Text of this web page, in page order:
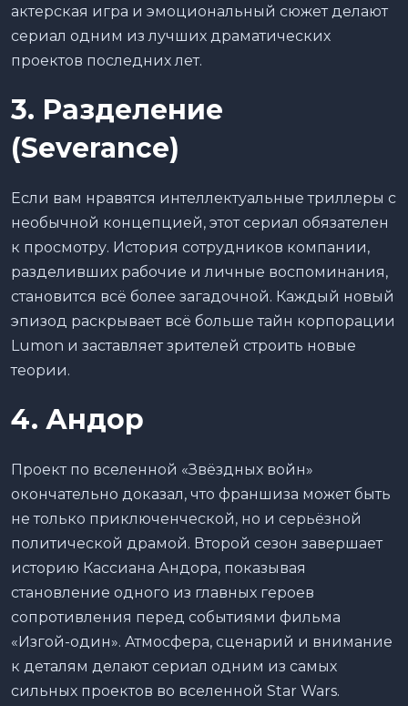
актерская игра и эмоциональный сюжет делают
сериал одним из лучших драматических
проектов последних лет.
3. Разделение
(Severance)
Если вам нравятся интеллектуальные триллеры с
необычной концепцией, этот сериал обязателен
к просмотру. История сотрудников компании,
разделивших рабочие и личные воспоминания,
становится всё более загадочной. Каждый новый
эпизод раскрывает всё больше тайн корпорации
Lumon и заставляет зрителей строить новые
теории.
4. Андор
Проект по вселенной «Звёздных войн»
окончательно доказал, что франшиза может быть
не только приключенческой, но и серьёзной
политической драмой. Второй сезон завершает
историю Кассиана Андора, показывая
становление одного из главных героев
сопротивления перед событиями фильма
«Изгой-один». Атмосфера, сценарий и внимание
к деталям делают сериал одним из самых
сильных проектов во вселенной Star Wars.